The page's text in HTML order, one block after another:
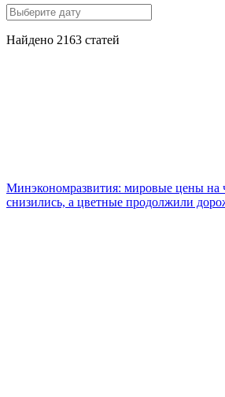
Найдено 2163 статей
Минэкономразвития: мировые цены на
снизились, а цветные продолжили